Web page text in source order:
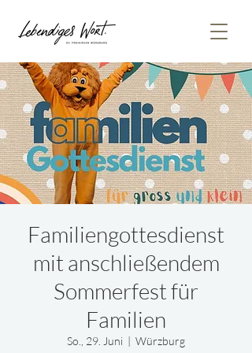
Familiengottesdienst
mit anschließendem
Sommerfest für
Familien
So., 29. Juni
  |
Würzburg